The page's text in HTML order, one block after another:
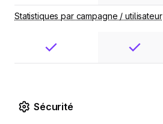
Statistiques par campagne / utilisateur
Sécurité